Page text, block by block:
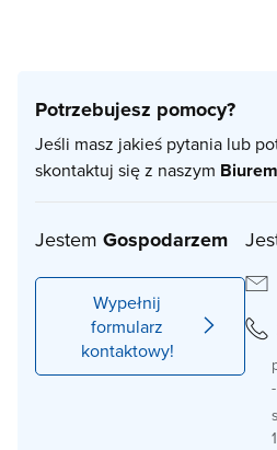
Potrzebujesz pomocy?
Jeśli masz jakieś pytania lub
skontaktuj się z naszym
Jestem Gospodarzem
Wypełnij
formularz
kontaktowy!